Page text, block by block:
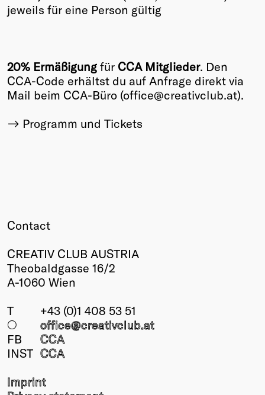
jeweils für eine Person gültig
20% Ermäßigung für CCA Mitglieder. Den
CCA-Code erhältst du auf Anfrage direkt via
Mail beim CCA-Büro (office@creativclub.at).
Programm und Tickets
Contact
CREATIV CLUB AUSTRIA
Theobaldgasse 16/2
A-1060 Wien
T
+43 (0)1 408 53 51
○
office@creativclub.at
FB
CCA
INST CCA
Imprint